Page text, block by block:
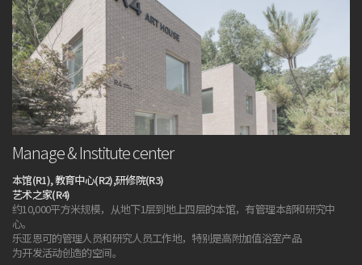
Manage & Institute center
本馆(R1), 教育中心(R2),研修院(R3)
艺术之家(R4)
约10,000平方米规模，从地下1层到地上四层的本馆，有管理本部和研究中
心。
乐亚恩可的管理人员和研究人员工作地，特别是高附加值浴室产品
为开发活动创造的空间。